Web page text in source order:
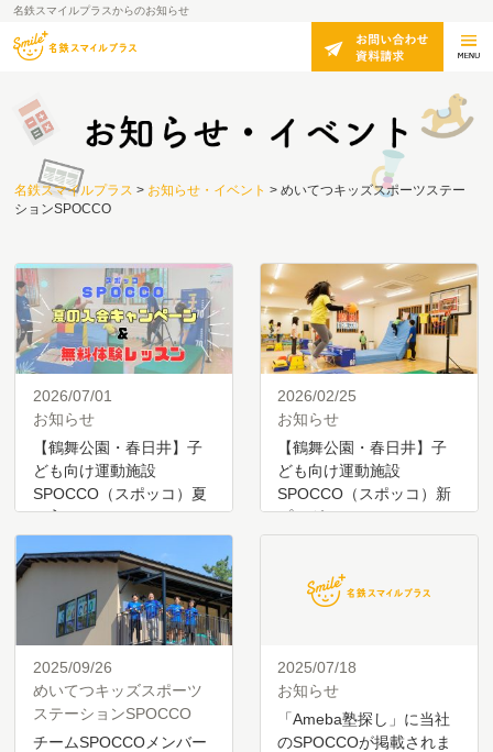
名鉄スマイルプラスからのお知らせ
名鉄スマイルプラス > お知らせ・イベント > めいてつキッズスポーツステー
ションSPOCCO
2026/07/01
お知らせ
【鶴舞公園・春日井】子
ども向け運動施設
SPOCCO（スポッコ）夏
の入…
2026/02/25
お知らせ
【鶴舞公園・春日井】子
ども向け運動施設
SPOCCO（スポッコ）新
プログ…
2025/09/26
めいてつキッズスポーツ
ステーションSPOCCO
チームSPOCCOメンバー
2025/07/18
お知らせ
「Ameba塾探し」に当社
のSPOCCOが掲載されま